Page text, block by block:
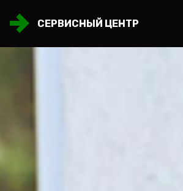
СЕРВИСНЫЙ ЦЕНТР